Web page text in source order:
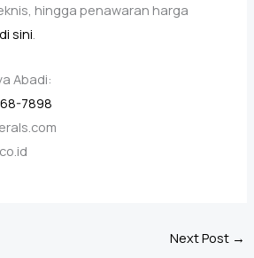
hingga penawaran harga
di sini.
Abadi:
7898
Next Post →